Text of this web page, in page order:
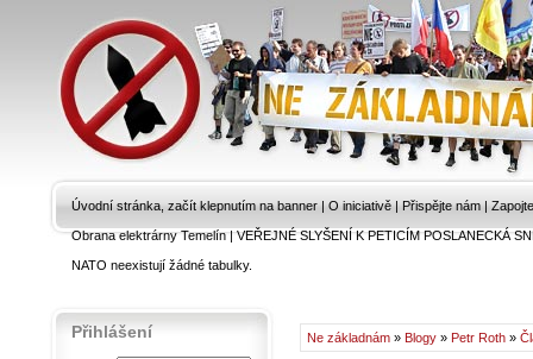
Úvodní stránka, začít klepnutím na banner | O iniciativě | Přispějte nám |
Obrana elektrárny Temelín|VEŘEJNÉ SLYŠENÍ K PETICÍM POSLANECKÁ
NATO neexistují žádné tabulky.
Ne základnám » Blogy » Petr Roth »
Přihlášení